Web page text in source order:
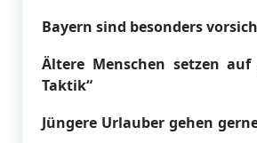
Bayern sind besonders
Ältere Menschen setzen auf
Taktik“
Jüngere Urlauber gehen